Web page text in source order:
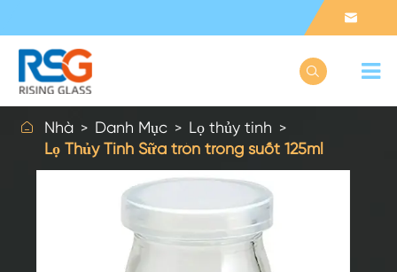


 Nhà Danh Mục
Lọ thủy tinh
Lọ Thủy Tinh Sữa tròn trong suốt 125ml